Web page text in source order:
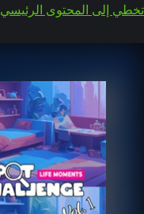
تخطي إلى المحتوى الرئيسي